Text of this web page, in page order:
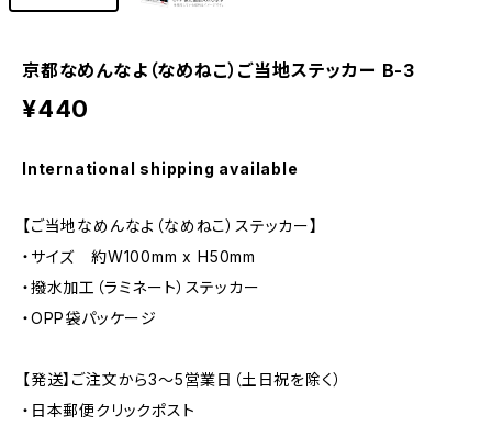
京都なめんなよ（なめねこ）ご当地ステッカー B-3
¥440
International shipping available
【ご当地なめんなよ（なめねこ）ステッカー】
・サイズ 約W100mm x H50mm
・撥水加工（ラミネート）ステッカー
・OPP袋パッケージ
【発送】ご注文から3〜5営業日（土日祝を除く）
・日本郵便クリックポスト